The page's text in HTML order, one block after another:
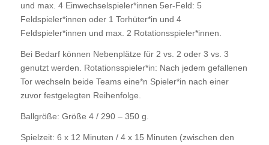
und max. 4 Einwechselspieler*innen 5er-Feld: 5
Feldspieler*innen oder 1 Torhüter*in und 4
Feldspieler*innen und max. 2 Rotationsspieler*innen.
Bei Bedarf können Nebenplätze für 2 vs. 2 oder 3 vs. 3
genutzt werden. Rotationsspieler*in: Nach jedem gefallenen
Tor wechseln beide Teams eine*n Spieler*in nach einer
zuvor festgelegten Reihenfolge.
Ballgröße: Größe 4 / 290 – 350 g.
Spielzeit: 6 x 12 Minuten / 4 x 15 Minuten (zwischen den